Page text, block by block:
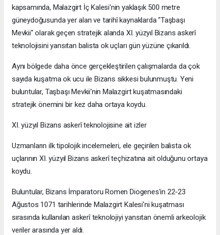
kapsamında, Malazgirt İç Kalesi'nin yaklaşık 500 metre
güneydoğusunda yer alan ve tarihî kaynaklarda "Taşbaşı
Mevkii" olarak geçen stratejik alanda XI. yüzyıl Bizans askerî
teknolojisini yansıtan balista ok uçları gün yüzüne çıkarıldı.
Aynı bölgede daha önce gerçekleştirilen çalışmalarda da çok
sayıda kuşatma ok ucu ile Bizans sikkesi bulunmuştu. Yeni
buluntular, Taşbaşı Mevkii'nin Malazgirt kuşatmasındaki
stratejik önemini bir kez daha ortaya koydu.
XI. yüzyıl Bizans askerî teknolojisine ait izler
Uzmanların ilk tipolojik incelemeleri, ele geçirilen balista ok
uçlarının XI. yüzyıl Bizans askerî teçhizatına ait olduğunu ortaya
koydu.
Buluntular, Bizans İmparatoru Romen Diogenes'in 22-23
Ağustos 1071 tarihlerinde Malazgirt Kalesi'ni kuşatması
sırasında kullanılan askerî teknolojiyi yansıtan önemli arkeolojik
veriler arasında yer aldı.